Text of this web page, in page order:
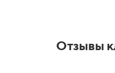
Отзывы